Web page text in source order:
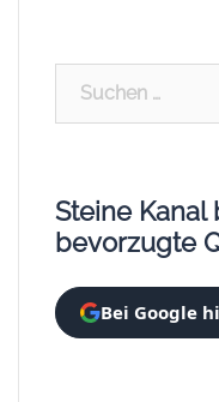
Suchen
Steine Kanal
bevorzugte
Bei Google